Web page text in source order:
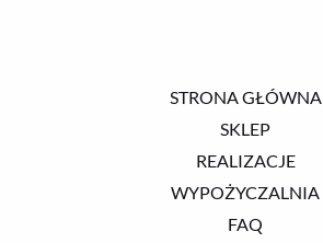
STRONA GŁÓWNA
SKLEP
REALIZACJE
WYPOŻYCZALNIA
FAQ